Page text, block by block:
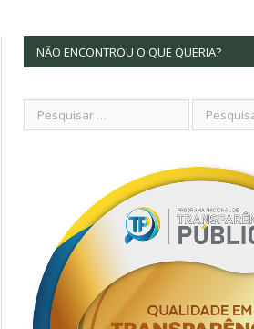
NÃO ENCONTROU O QUE QUERIA?